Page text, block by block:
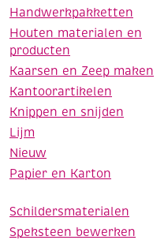
Handwerkpakketten
Houten materialen en
producten
Kaarsen en Zeep maken
Kantoorartikelen
Knippen en snijden
Lijm
Nieuw
Papier en Karton
Schildersmaterialen
Speksteen bewerken